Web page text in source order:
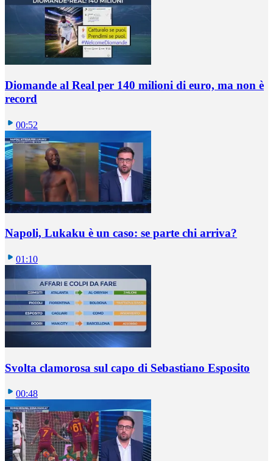
Diomande al Real per 140 milioni di euro, ma non è
record
00:52
Napoli, Lukaku è un caso: se parte chi arriva?
01:10
Svolta clamorosa sul capo di Sebastiano Esposito
00:48